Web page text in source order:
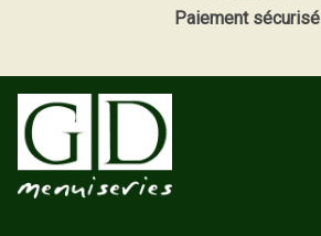
Paiement sécurisé